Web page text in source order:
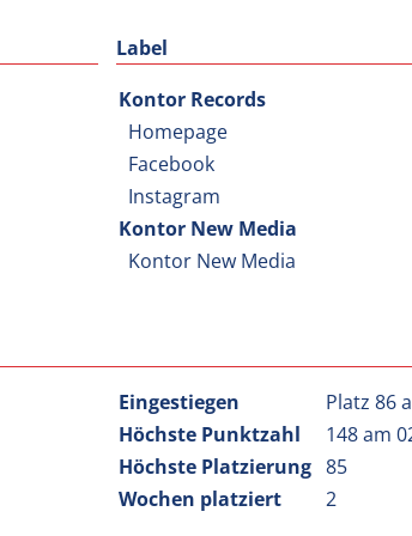
Label
Kontor Records
Homepage
Facebook
Instagram
Kontor New Media
Kontor New Media
Eingestiegen
Platz 86
Höchste Punktzahl
148 am
Höchste Platzierung 85
Wochen platziert
2